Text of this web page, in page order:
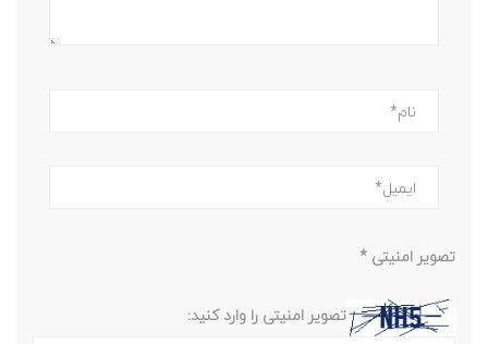
تصویر امنیتی *
تصویر امنیتی را وارد کنید: